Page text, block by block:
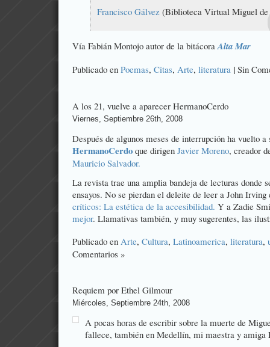
Francisco Gálvez (Biblioteca Virtual Miguel de
Vía Fabián Montojo autor de la bitácoraAlta Mar
Publicado en Poemas, Citas, Arte, literatura | Sin
A los 21, vuelve a aparecer HermanoCerdo
Viernes, Septiembre 26th, 2008
Después de algunos meses de interrupción ha vuelto
HermanoCerdo que dirigen Javier Moreno, creador
Mauricio Salvador.
La revista trae una amplia bandeja de lecturas donde
ensayos. No se pierdan el deleite de leer a John
críticos: La estética de la accesibilidad. Y a Zadie
mejor. Llamativas también, y muy sugerentes, las
Publicado en Arte, Cultura, Latinoamerica, literatura,
Comentarios »
Requiem por Ethel Gilmour
Miércoles, Septiembre 24th, 2008
A pocas horas de escribir sobre la muerte de
fallece, también en Medellín, mi maestra y amiga